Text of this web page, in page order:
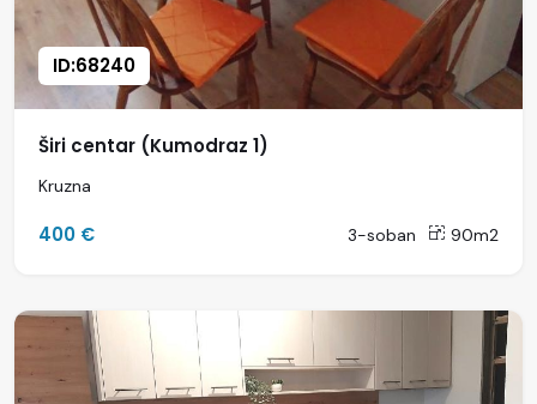
ID:68240
Širi centar (Kumodraz 1)
Kruzna
400 € 3-soban 90m2